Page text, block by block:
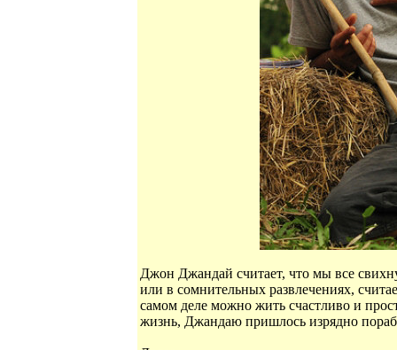
Джон Джандай считает, что мы все
или в сомнительных развлечениях,
самом деле можно жить счастливо и
жизнь, Джандаю пришлось изрядно